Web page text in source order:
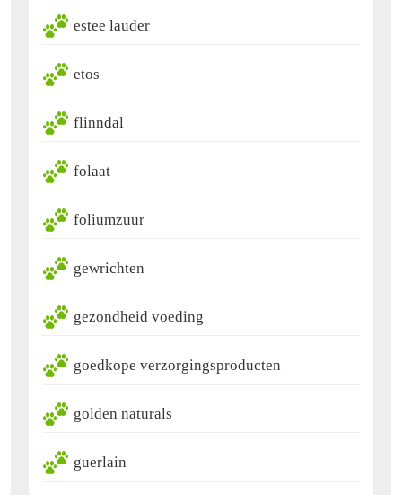
estee lauder
etos
flinndal
folaat
foliumzuur
gewrichten
gezondheid voeding
goedkope verzorgingsproducten
golden naturals
guerlain